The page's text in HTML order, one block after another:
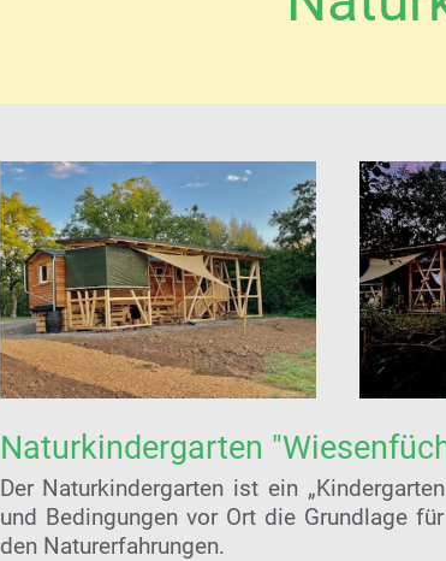
Naturkindergarten
Der Naturkindergarten ist ein
und Bedingungen vor Ort die Grundlage
den Naturerfahrungen.